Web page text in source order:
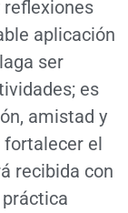
reflexiones
aplicación
ser
es
amistad y
fortalecer el
recibida con